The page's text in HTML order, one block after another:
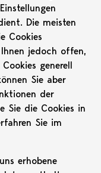
Die meisten
Cookies
jedoch offen,
generell
Sie aber
der
Sie die Cookies in
Sie im
erhobene